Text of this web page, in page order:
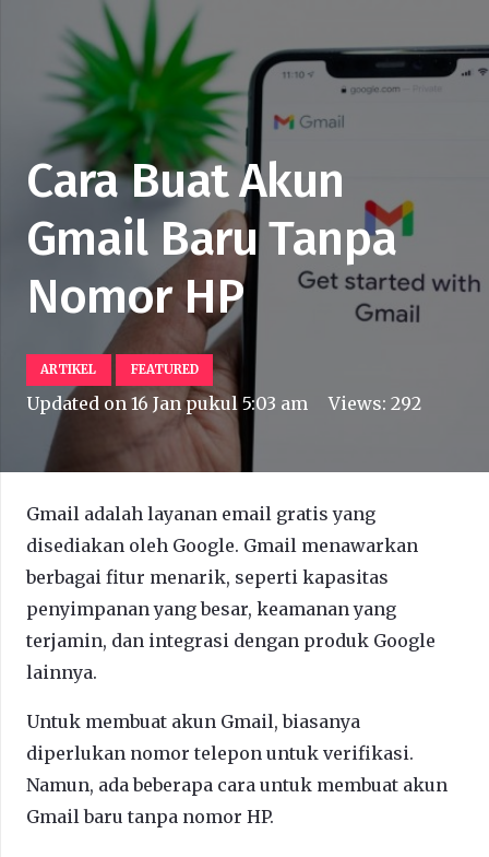
Cara Buat Akun
Gmail Baru Tanpa
Nomor HP
ARTIKEL FEATURED
Updated on 16 Jan pukul 5:03 am Views:292
Gmail adalah layanan email gratis yang
disediakan oleh Google. Gmail menawarkan
berbagai fitur menarik, seperti kapasitas
penyimpanan yang besar, keamanan yang
terjamin, dan integrasi dengan produk Google
lainnya.
Untuk membuat akun Gmail, biasanya
diperlukan nomor telepon untuk verifikasi.
Namun, ada beberapa cara untuk membuat akun
Gmail baru tanpa nomor HP.